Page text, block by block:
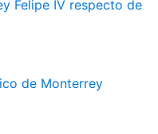
Felipe IV respecto de
de Monterrey